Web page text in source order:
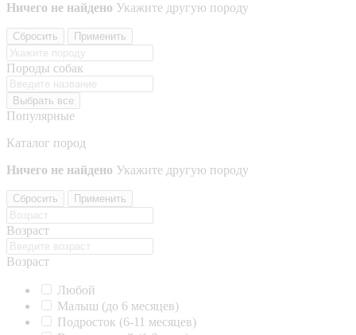
Ничего не найдено Укажите другую породу
Сбросить Применить
Породы собак
Выбрать все
Популярные
Каталог пород
Ничего не найдено Укажите другую породу
Сбросить Применить
Возраст
Возраст
Любой
Малыш (до 6 месяцев)
Подросток (6-11 месяцев)